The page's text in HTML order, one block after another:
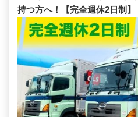
持つ方へ！【完全週休2日制】